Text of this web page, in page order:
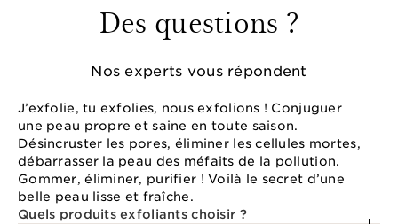
Des questions ?
Nos experts vous répondent
J’exfolie, tu exfolies, nous exfolions ! Conjuguer
une peau propre et saine en toute saison.
Désincruster les pores, éliminer les cellules mortes,
débarrasser la peau des méfaits de la pollution.
Gommer, éliminer, purifier ! Voilà le secret d’une
belle peau lisse et fraîche.
Quels produits exfoliants choisir ?